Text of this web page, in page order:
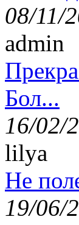
08/11/
admin
Бол...
16/02/
lilya
Не
19/06/